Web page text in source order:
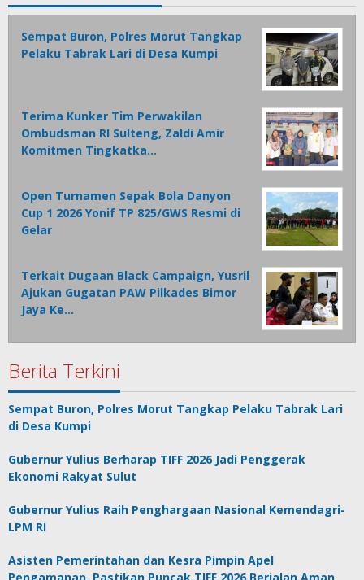
Sempat Buron, Polres Morut Tangkap
Pelaku Tabrak Lari di Desa Kumpi
Terima Kunker Tim Perwakilan
Ombudsman RI Sulteng, Zaldi Amir
Komitmen Tingkatka…
Open Turnamen Sepak Bola Danyon
Cup 1 2026 Yonif TP 825/GWS Resmi di
Gelar
Terkait Dugaan Black Campaign, Yusril
Ajukan Gugatan PAW Pilkades Bimor
Jaya Ke…
Berita Terkini
Sempat Buron, Polres Morut Tangkap Pelaku Tabrak Lari
di Desa Kumpi
Gubernur Yulius Berharap TIFF 2026 Jadi Penggerak
Ekonomi Rakyat Sulut
Gubernur Yulius Raih Penghargaan Nasional Kemendagri-
LPM RI
Asisten Pemerintahan dan Kesra Pimpin Apel